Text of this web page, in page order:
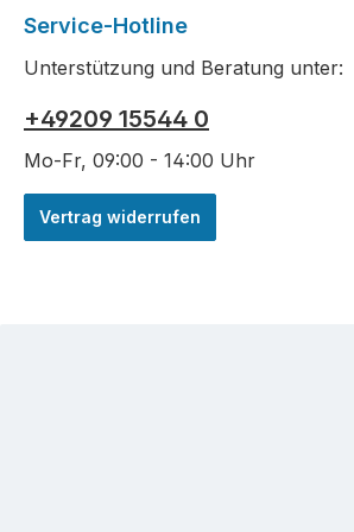
Service-Hotline
Unterstützung und Beratung unter:
+49209 15544 0
Mo-Fr, 09:00 - 14:00 Uhr
Vertrag widerrufen